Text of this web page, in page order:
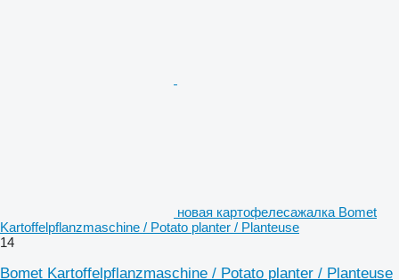
новая картофелесажалка Bomet
Kartoffelpflanzmaschine / Potato planter / Planteuse
14
Bomet Kartoffelpflanzmaschine / Potato planter / Planteuse